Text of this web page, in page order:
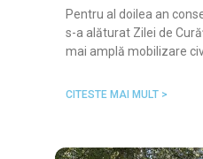
Pentru al doilea an
s-a alăturat Zilei de
mai amplă mobilizare
CITESTE MAI MULT >